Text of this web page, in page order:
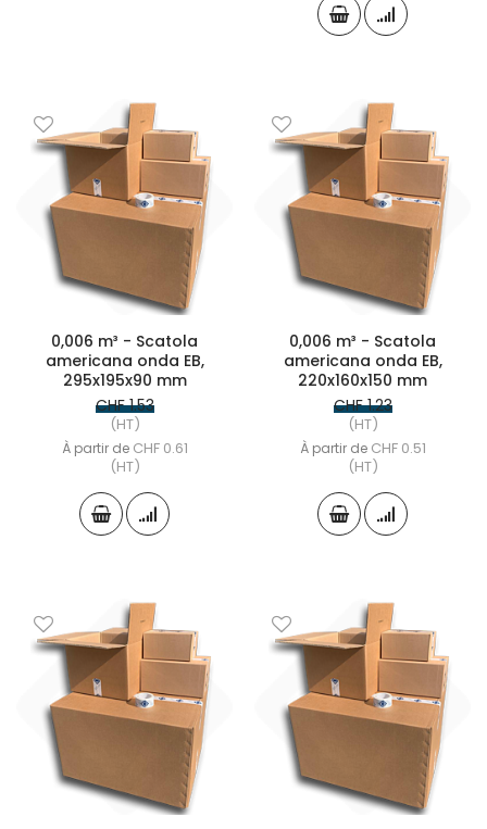
0,006 m³ - Scatola
americana onda EB,
295x195x90 mm
CHF 1.53
(HT)
À partir de CHF 0.61
(HT)
0,006 m³ - Scatola
americana onda EB,
220x160x150 mm
CHF 1.23
(HT)
À partir de CHF 0.51
(HT)